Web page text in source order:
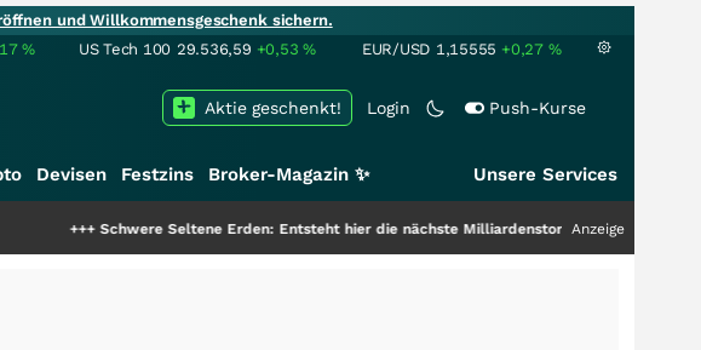
und Willkommensgeschenk sichern.
% US Tech 100 29.536,59 +0,53% EUR/USD 1,15555 +0,27 %
Login Push-Kurse
Aktie geschenkt!
Devisen Festzins Broker-Magazin ✨ Unsere Services
Seltene Erden: Entsteht hier die nächste Milliardenstory?+++ Anzeige